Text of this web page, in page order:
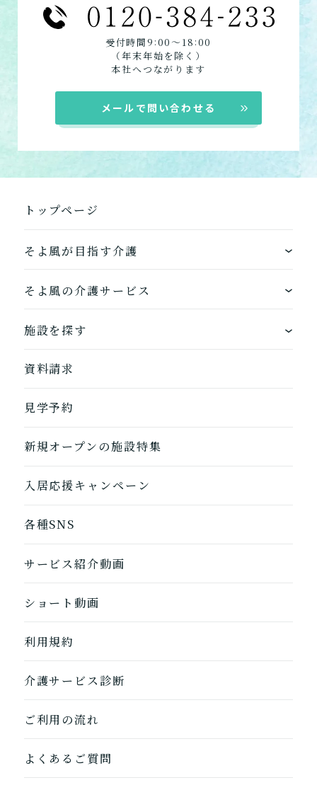
て介護してもらう
組み合わせて利用する
「通い」「訪問」「宿泊」
の組み合わせ
介護をはじめるための手続
き・ご準備の代行
そよ風の介護サービス一覧へ
定期巡回
居宅介護支援
1つ前に戻る
1つ前に戻る
1つ前に戻る
1つ前に戻る
1つ前に戻る
1つ前に戻る
1つ前に戻る
受付時間9 :00〜18 :00
（年末年始を除く）
本社へつながります
メールで問い合わせる
トップページ
そよ風が目指す介護
ワンストップサービス
お客様に選ばれるできたてのお食事
そよ風の介護サービス
ホームに入居する
自宅から通う
自宅に来てもらう
施設を探す
地図から探す
自宅から通う/来てもらう
資料請求
見学予約
新規オープンの施設特集
入居応援キャンペーン
各種SNS
サービス紹介動画
ショート動画
利用規約
介護サービス診断
ご利用の流れ
よくあるご質問